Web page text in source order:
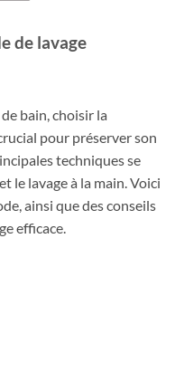
de lavage
bain, choisir la
pour préserver son
techniques se
le lavage à la main. Voici
ainsi que des conseils
efficace.